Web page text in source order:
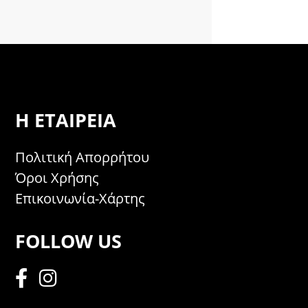
Η ΕΤΑΙΡΕΊΑ
Πολιτική Απορρήτου
Όροι Χρήσης
Επικοινωνία-Χάρτης
FOLLOW US